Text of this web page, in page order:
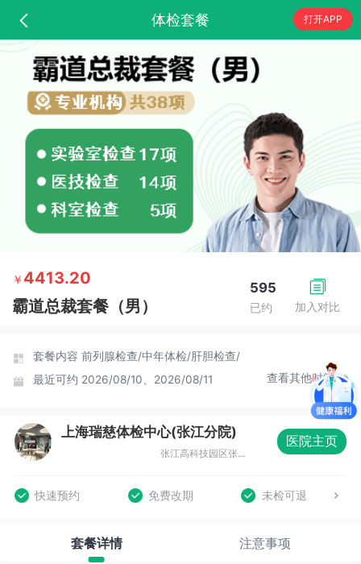
体检套餐 打开APP
加入对比
595
已约
￥ 4413.20
霸道总裁套餐（男）
套餐内容 前列腺检查/中年体检/肝胆检查/
最近可约 2026/08/10、2026/08/11 查看其他时间
上海瑞慈体检中心(张江分院)
张江高科技园区张东路1388号15号楼
医院主页
快速预约 免费改期 未检可退
套餐详情 注意事项